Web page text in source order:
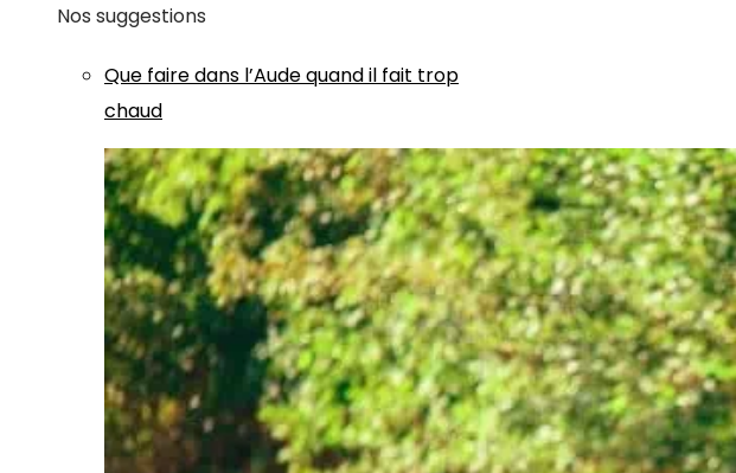
Nos suggestions
Que faire dans l’Aude quand il fait trop
chaud